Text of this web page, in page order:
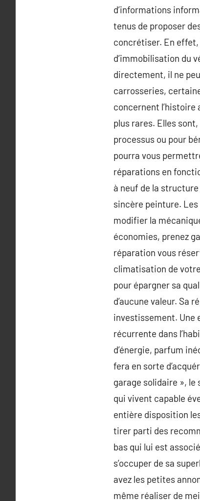
d’informations
tenus de proposer
concrétiser. En
d’immobilisation du
directement, il ne
carrosseries,
concernent l’histoire
plus rares. Elles
processus ou pour
pourra vous
réparations en
à neuf de la
sincère peinture. Les
modifier la
économies, prenez
réparation vous
climatisation de
pour épargner sa
d’aucune valeur. Sa
investissement. Une
récurrente dans
d’énergie, parfum
fera en sorte
garage solidaire », le
qui vivent capable
entière disposition
tirer parti des
bas qui lui est
s’occuper de sa
avez les petites
même réaliser de